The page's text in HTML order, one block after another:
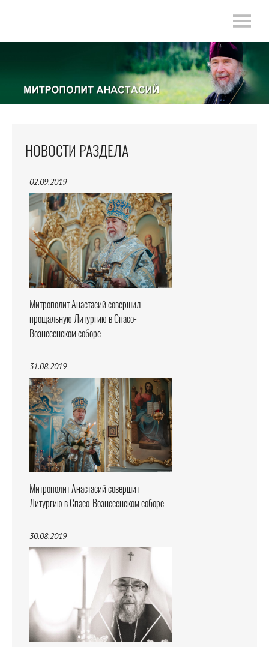
НОВОСТИ РАЗДЕЛА
02.09.2019
Митрополит Анастасий совершил
прощальную Литургию в Спасо-
Вознесенском соборе
31.08.2019
Митрополит Анастасий совершит
Литургию в Спасо-Вознесенском соборе
30.08.2019